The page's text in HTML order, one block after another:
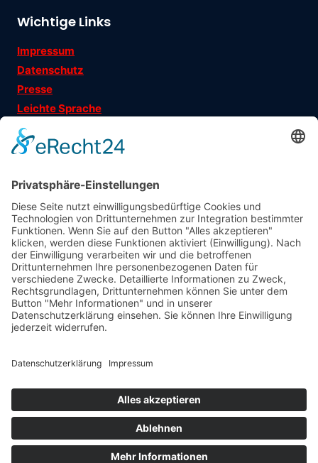
Wichtige Links
Impressum
Datenschutz
Presse
Leichte Sprache
Ehrenamtsgeschichten
Folgen Sie uns auf
Träger: Verein für Fraueninteressen e.V.
Förderung: Landeshauptstadt München, Sozialreferat
Abonniere jetzt
unseren Newsletter!
Informiert bleiben
© 2026 - TATENDRANG Freiwilligen-Agentur